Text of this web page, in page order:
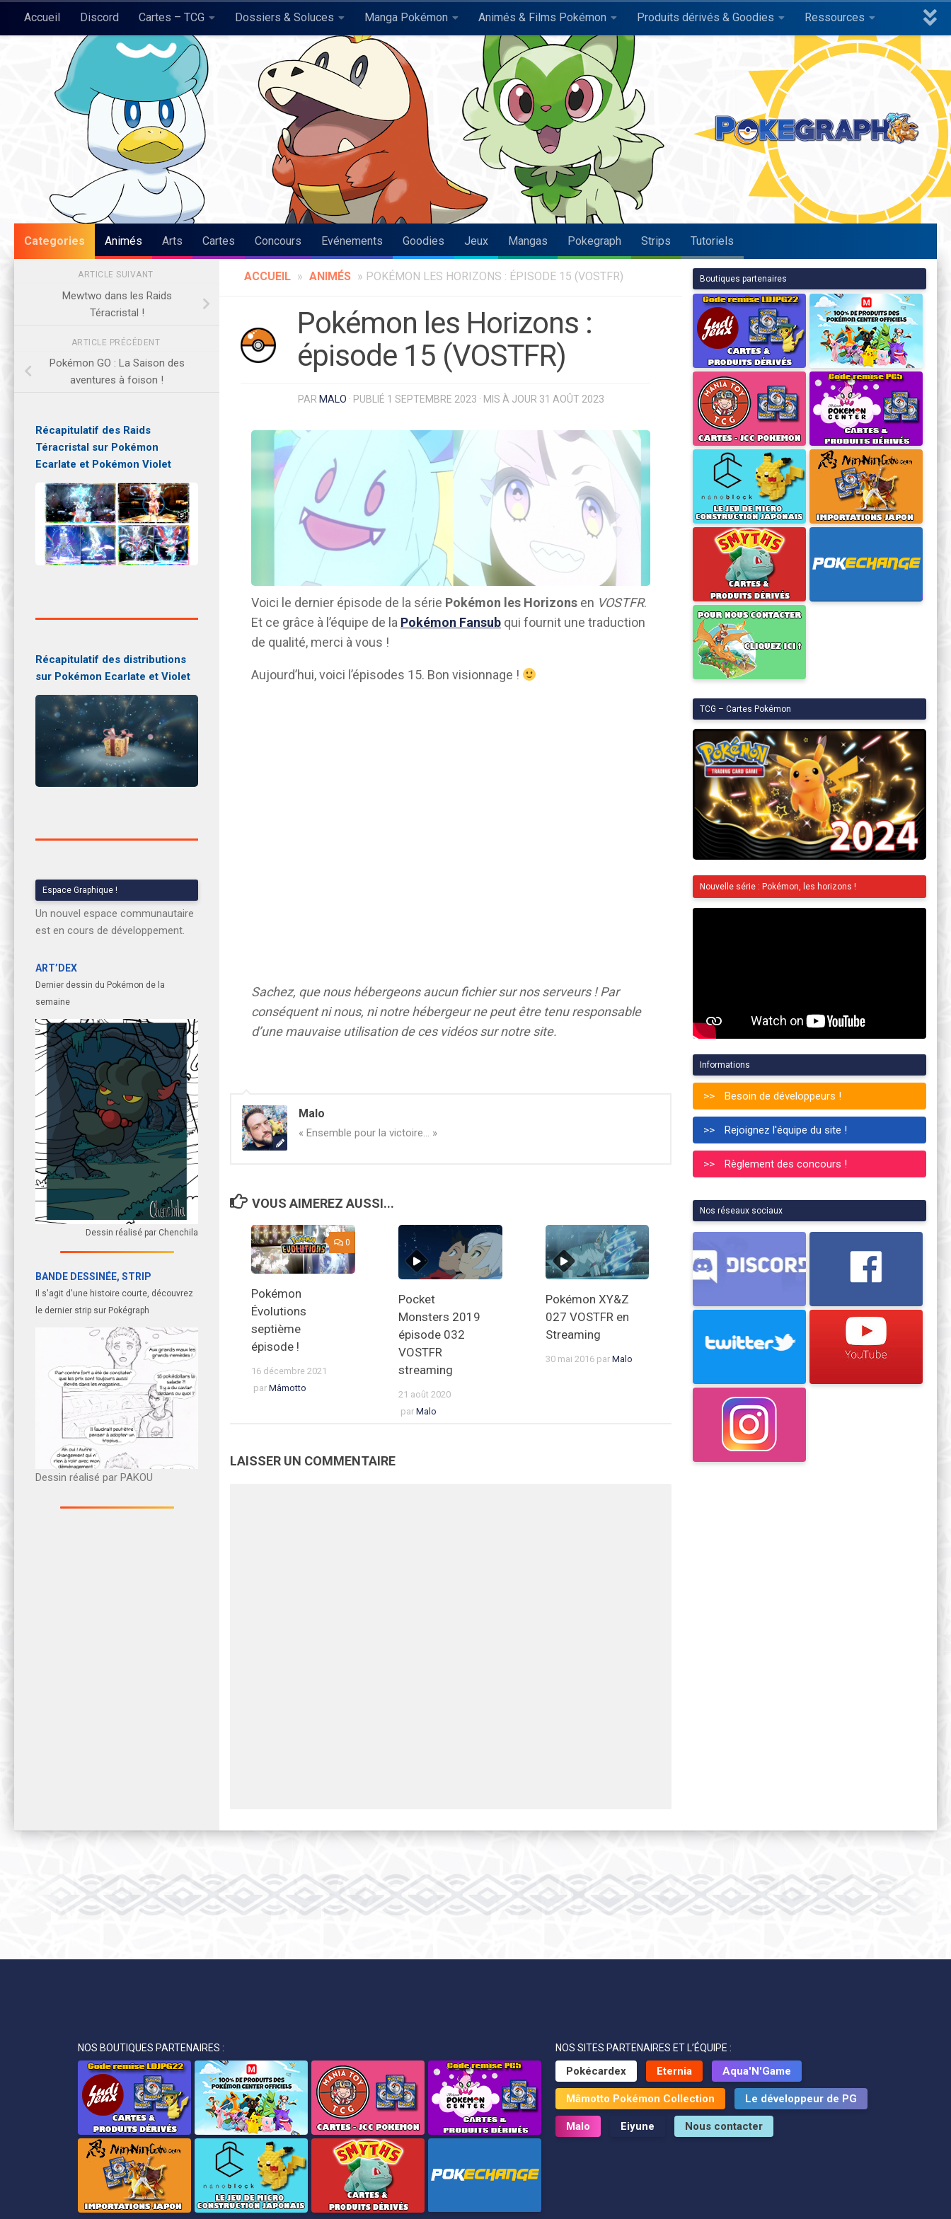
Skip to content
Accueil Discord Cartes – TCG Dossiers & Soluces Manga Pokémon Animés & Films Pokémon Produits dérivés & Goodies Ressources
Pokégraph
Categories Animés Arts Cartes Concours Evénements Goodies Jeux Mangas Pokegraph Strips Tutoriels
ACCUEIL » ANIMÉS » POKÉMON LES HORIZONS : ÉPISODE 15 (VOSTFR)
Pokémon les Horizons :
épisode 15 (VOSTFR)
PAR MALO · PUBLIÉ 1 SEPTEMBRE 2023 · MIS À JOUR 31 AOÛT 2023
Voici le dernier épisode de la série Pokémon les Horizons en VOSTFR.
Et ce grâce à l’équipe de la Pokémon Fansub qui fournit une traduction
de qualité, merci à vous !
Aujourd’hui, voici l’épisodes 15. Bon visionnage !
Sachez, que nous hébergeons aucun fichier sur nos serveurs ! Par
conséquent ni nous, ni notre hébergeur ne peut être tenu responsable
d’une mauvaise utilisation de ces vidéos sur notre site.
Malo
« Ensemble pour la victoire... »
VOUS AIMEREZ AUSSI...
0
Pokémon
Évolutions
septième
épisode !
16 décembre 2021
par Mâmotto
Pocket
Monsters 2019
épisode 032
VOSTFR
streaming
21 août 2020
par Malo
Pokémon XY&Z
027 VOSTFR en
Streaming
30 mai 2016par Malo
LAISSER UN COMMENTAIRE
ARTICLE SUIVANT
Mewtwo dans les Raids
Téracristal !
ARTICLE PRÉCÉDENT
Pokémon GO : La Saison des
aventures à foison !
Récapitulatif des Raids
Téracristal sur Pokémon
Ecarlate et Pokémon Violet
Récapitulatif des distributions
sur Pokémon Ecarlate et Violet
Espace Graphique !
Un nouvel espace communautaire
est en cours de développement.
ART’DEX
Dernier dessin du Pokémon de la
semaine
Dessin réalisé par Chenchila
BANDE DESSINÉE, STRIP
Il s'agit d'une histoire courte, découvrez
le dernier strip sur Pokégraph
Dessin réalisé par PAKOU
Boutiques partenaires
TCG – Cartes Pokémon
Nouvelle série : Pokémon, les horizons !
Informations
Besoin de développeurs !
Rejoignez l'équipe du site !
Règlement des concours !
Nos réseaux sociaux
NOS BOUTIQUES PARTENAIRES : NOS SITES PARTENAIRES ET L’ÉQUIPE :
Pokécardex Eternia Aqua'N'Game
Mâmotto Pokémon Collection Le développeur de PG
Malo Eiyune Nous contacter